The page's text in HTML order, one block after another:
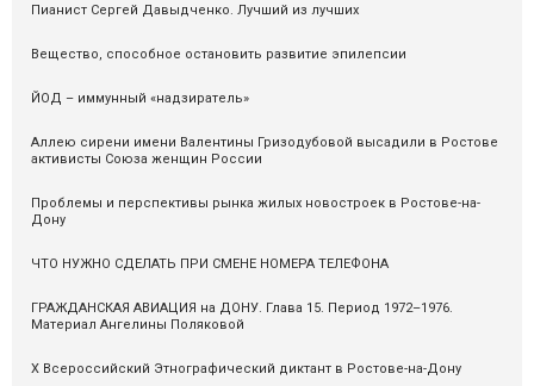
Пианист Сергей Давыдченко. Лучший из лучших
Вещество, способное остановить развитие эпилепсии
ЙОД – иммунный «надзиратель»
Аллею сирени имени Валентины Гризодубовой высадили в Ростове
активисты Союза женщин России
Проблемы и перспективы рынка жилых новостроек в Ростове-на-
Дону
ЧТО НУЖНО СДЕЛАТЬ ПРИ СМЕНЕ НОМЕРА ТЕЛЕФОНА
ГРАЖДАНСКАЯ АВИАЦИЯ на ДОНУ. Глава 15. Период 1972–1976.
Материал Ангелины Поляковой
X Всероссийский Этнографический диктант в Ростове-на-Дону